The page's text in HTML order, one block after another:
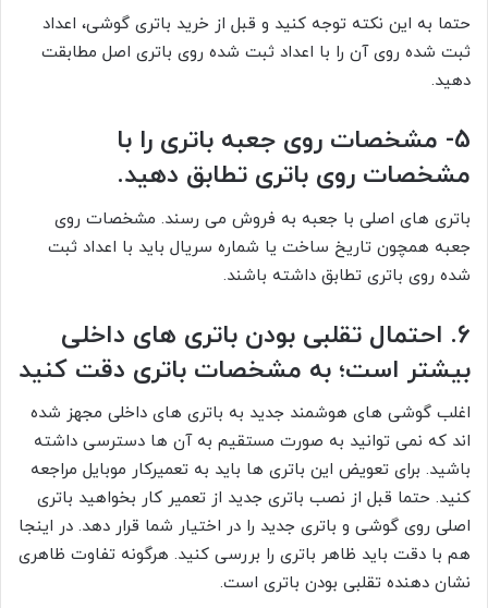
حتما به این نکته توجه کنید و قبل از خرید باتری گوشی، اعداد
ثبت شده روی آن را با اعداد ثبت شده روی باتری اصل مطابقت
دهید.
5- مشخصات روی جعبه باتری را با
مشخصات روی باتری تطابق دهید.
باتری های اصلی با جعبه به فروش می رسند. مشخصات روی
جعبه همچون تاریخ ساخت یا شماره سریال باید با اعداد ثبت
شده روی باتری تطابق داشته باشند.
6. احتمال تقلبی بودن باتری های داخلی
بیشتر است؛ به مشخصات باتری دقت کنید
اغلب گوشی های هوشمند جدید به باتری های داخلی مجهز شده
اند که نمی توانید به صورت مستقیم به آن ها دسترسی داشته
باشید. برای تعویض این باتری ها باید به تعمیرکار موبایل مراجعه
کنید. حتما قبل از نصب باتری جدید از تعمیر کار بخواهید باتری
اصلی روی گوشی و باتری جدید را در اختیار شما قرار دهد. در اینجا
هم با دقت باید ظاهر باتری را بررسی کنید. هرگونه تفاوت ظاهری
نشان دهنده تقلبی بودن باتری است.